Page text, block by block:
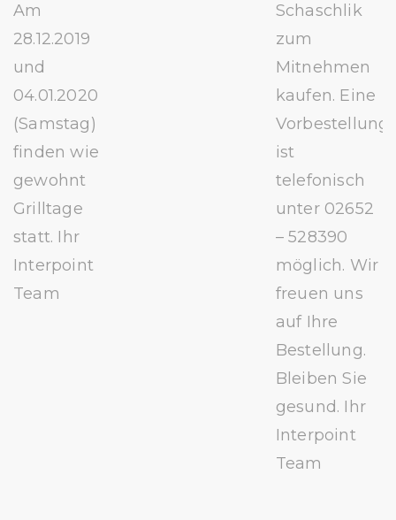
Am
28.12.2019
und
04.01.2020
(Samstag)
finden wie
gewohnt
Grilltage
statt. Ihr
Interpoint
Team
Schaschlik
zum
Mitnehmen
kaufen. Eine
Vorbestellung
ist
telefonisch
unter 02652
– 528390
möglich. Wir
freuen uns
auf Ihre
Bestellung.
Bleiben Sie
gesund. Ihr
Interpoint
Team